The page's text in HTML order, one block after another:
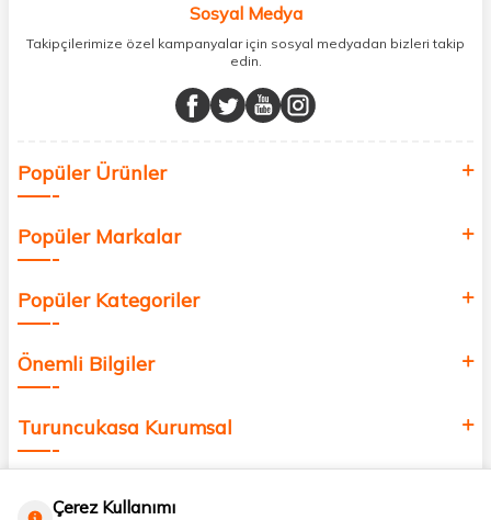
minerallere kadar binlerce ürünü uygun fiyat ve hızlı kargo avantajıyla
sunuyoruz.
buluşturuyor ve online alışveriş deneyiminizi en iyi hale getiriyoruz.
Sağlık, güzellik ve iyi yaşam için aradığınız her şey burada!
değer katmak için bize katılın!
Sosyal Medya
Takipçilerimize özel kampanyalar için sosyal medyadan bizleri takip
edin.
Popüler Ürünler
Popüler Markalar
Popüler Kategoriler
Önemli Bilgiler
Turuncukasa Kurumsal
Çerez Kullanımı